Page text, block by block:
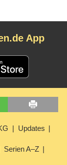
App
Updates
Serien A–Z